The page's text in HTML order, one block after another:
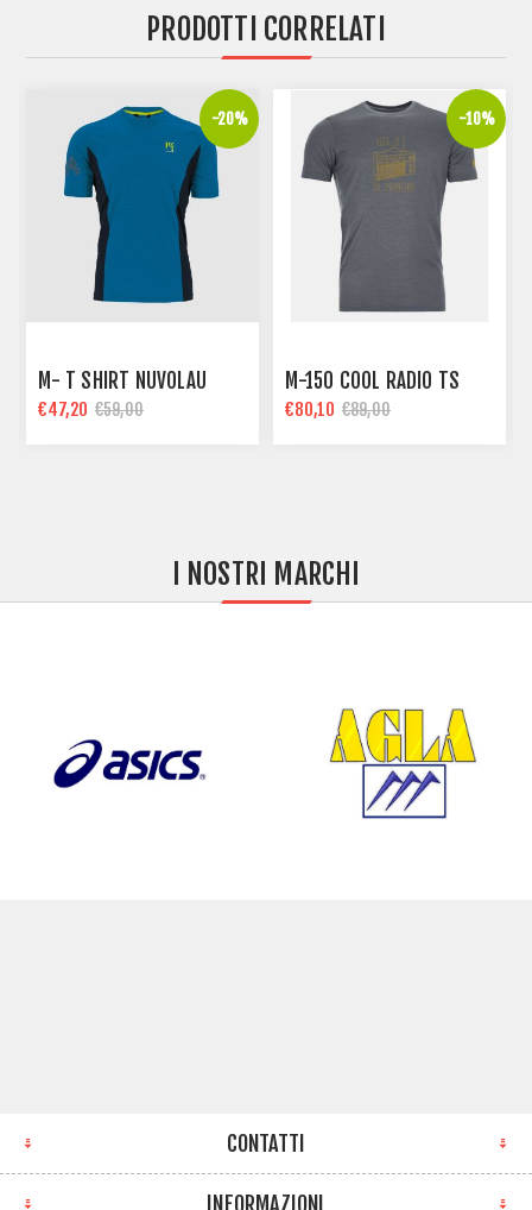
PRODOTTI CORRELATI
-20%
M- T SHIRT NUVOLAU
€47,20 €59,00
-10%
M-150 COOL RADIO TS
€80,10 €89,00
I NOSTRI MARCHI
CONTATTI
INFORMAZIONI